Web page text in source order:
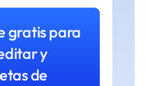
gratis para
y
de